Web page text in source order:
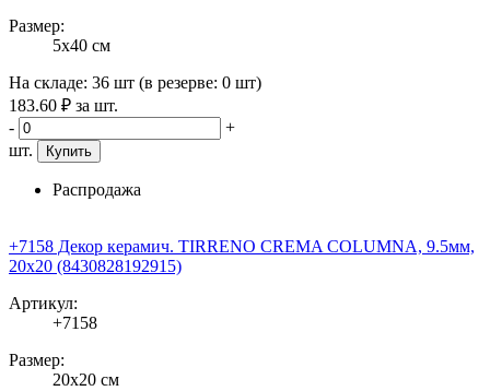
Размер:
5x40 см
На складе: 36 шт (в резерве: 0 шт)
183.60 ₽ за шт.
-
+
шт.
Купить
Распродажа
+7158 Декор керамич. TIRRENO CREMA COLUMNA, 9.5мм,
20x20 (8430828192915)
Артикул:
+7158
Размер:
20x20 см